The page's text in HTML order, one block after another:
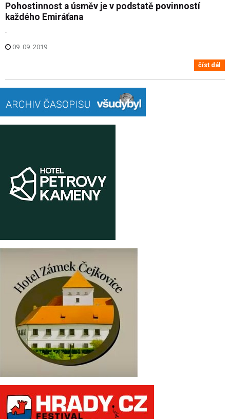
Pohostinnost a úsměv je v podstatě povinností
každého Emiráťana
09. 09. 2019
číst dál